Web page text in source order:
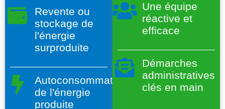
Revente ou
stockage de
l'énergie
surproduite
Autoconsommation
de l'énergie
produite
Une équipe
réactive et
efficace
Démarches
administratives
clés en main